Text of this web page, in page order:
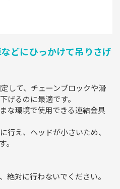
どにひっかけて吊りさげ
して、チェーンブロックや滑
げるのに最適です。
な環境で使用できる連結金具
行え、ヘッドが小さいため、
。
絶対に行わないでください。